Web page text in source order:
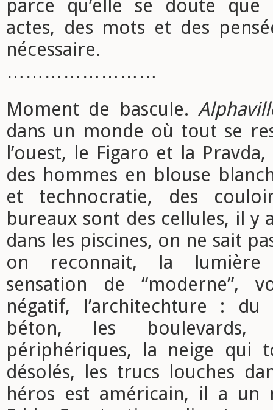
parce qu’elle se doute que
actes, des mots et des
nécessaire.
……………………
Moment de bascule.
dans un monde où tout se
l’ouest, le Figaro et la
des hommes en blouse
et technocratie, des
bureaux sont des cellules, il y
dans les piscines, on ne sait
on reconnait, la lumière
sensation de “moderne”,
négatif, l’architechture :
béton, les boulevards,
périphériques, la neige qui
désolés, les trucs louches
héros est américain, il a un